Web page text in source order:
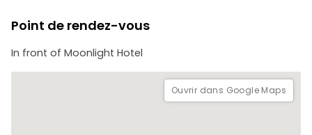
Swayambhunath, affectueusement connu sous le nom de
vallée de Katmandou. Explorez cet ancien sanctuaire
religieux avec ses drapeaux de prière et ses sculptures
ornées, et imprégnez-vous de l'aura spirituelle qui
Point de rendez-vous
In front of Moonlight Hotel
Ouvrir dans Google Maps